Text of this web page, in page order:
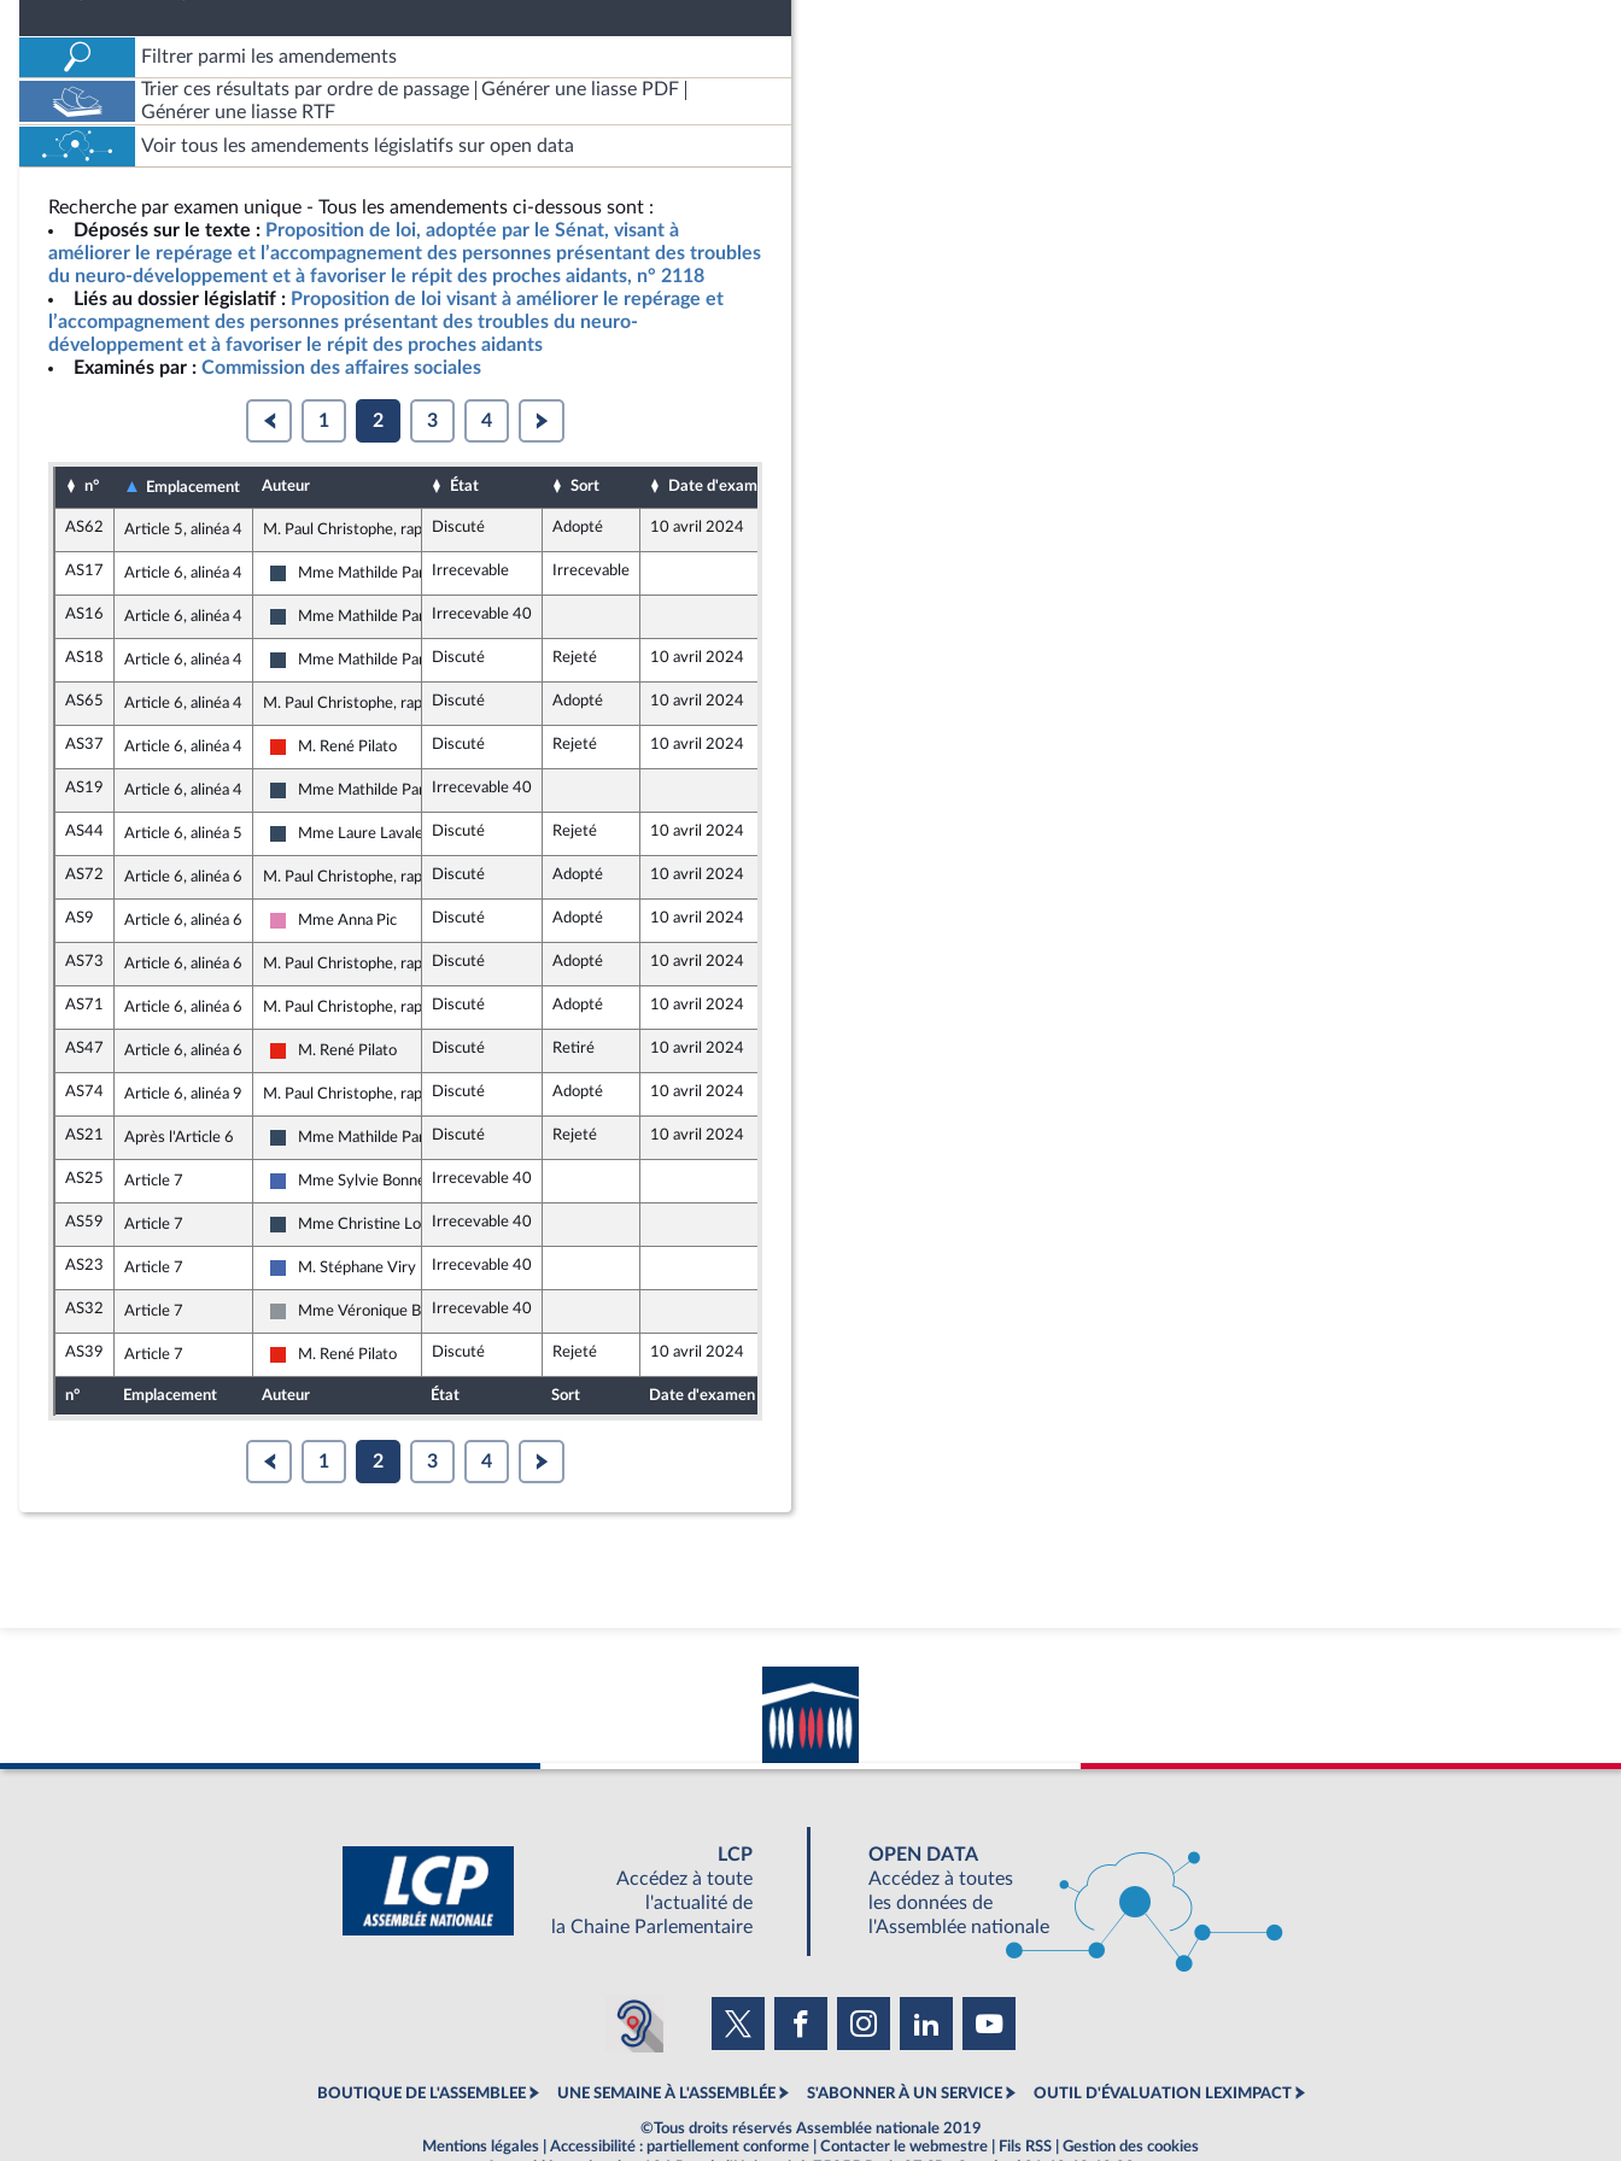
Filtrer parmi les amendements
Trier ces résultats par ordre de passage
Générer une liasse PDF
Générer une liasse RTF
Voir tous les amendements législatifs sur open data
Recherche par examen unique - Tous les amendements ci-dessous sont :
Déposés sur le texte : Proposition de loi, adoptée par le Sénat, visant à
améliorer le repérage et l’accompagnement des personnes présentant des troubles
du neuro-développement et à favoriser le répit des proches aidants, n° 2118
Liés au dossier législatif : Proposition de loi visant à améliorer le repérage et
l’accompagnement des personnes présentant des troubles du neuro-
développement et à favoriser le répit des proches aidants
Examinés par : Commission des affaires sociales
1 2 3 4
n° Emplacement Auteur État Sort Date d'examen
AS62 Article 5, alinéa 4 M. Paul Christophe, rapporteur
Discuté Adopté 10 avril 2024
AS17 Article 6, alinéa 4
Rassemblement National
Mme Mathilde ParisIrrecevable Irrecevable
AS16 Article 6, alinéa 4
Rassemblement National
Mme Mathilde ParisIrrecevable 40
AS18 Article 6, alinéa 4
Rassemblement National
Mme Mathilde ParisDiscuté Rejeté 10 avril 2024
AS65 Article 6, alinéa 4 M. Paul Christophe, rapporteur
Discuté Adopté 10 avril 2024
AS37 Article 6, alinéa 4
La France insoumise - Nouvelle Union Populaire écologique et sociale
M. René Pilato Discuté Rejeté 10 avril 2024
AS19 Article 6, alinéa 4
Rassemblement National
Mme Mathilde ParisIrrecevable 40
AS44 Article 6, alinéa 5
Rassemblement National
Mme Laure LavaletteDiscuté Rejeté 10 avril 2024
AS72 Article 6, alinéa 6 M. Paul Christophe, rapporteur
Discuté Adopté 10 avril 2024
AS9 Article 6, alinéa 6
Socialistes et apparentés
Mme Anna Pic Discuté Adopté 10 avril 2024
AS73 Article 6, alinéa 6 M. Paul Christophe, rapporteur
Discuté Adopté 10 avril 2024
AS71 Article 6, alinéa 6 M. Paul Christophe, rapporteur
Discuté Adopté 10 avril 2024
AS47 Article 6, alinéa 6
La France insoumise - Nouvelle Union Populaire écologique et sociale
M. René Pilato Discuté Retiré 10 avril 2024
AS74 Article 6, alinéa 9 M. Paul Christophe, rapporteur
Discuté Adopté 10 avril 2024
AS21 Après l'Article 6
Rassemblement National
Mme Mathilde ParisDiscuté Rejeté 10 avril 2024
AS25 Article 7
Les Républicains
Mme Sylvie Bonnet Irrecevable 40
AS59 Article 7
Rassemblement National
Mme Christine Loir Irrecevable 40
AS23 Article 7
Les Républicains
M. Stéphane Viry Irrecevable 40
AS32 Article 7
Non inscrit
Mme Véronique BesseIrrecevable 40
AS39 Article 7
La France insoumise - Nouvelle Union Populaire écologique et sociale
M. René Pilato Discuté Rejeté 10 avril 2024
n° Emplacement Auteur État Sort Date d'examen
1 2 3 4
LCP
Accédez à toute
l'actualité de
la Chaine Parlementaire
OPEN DATA
Accédez à toutes
les données de
l'Assemblée nationale
BOUTIQUE DE L'ASSEMBLEE UNE SEMAINE À L'ASSEMBLÉE S'ABONNER À UN SERVICE OUTIL D'ÉVALUATION LEXIMPACT
©Tous droits réservés Assemblée nationale 2019
Mentions légales
Accessibilité : partiellement conforme Contacter le webmestre Fils RSS
Gestion des cookies